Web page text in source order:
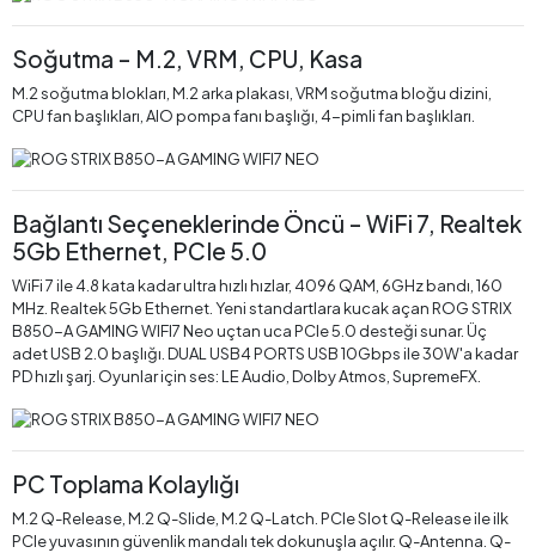
Soğutma – M.2, VRM, CPU, Kasa
M.2 soğutma blokları, M.2 arka plakası, VRM soğutma bloğu dizini,
CPU fan başlıkları, AIO pompa fanı başlığı, 4-pimli fan başlıkları.
Bağlantı Seçeneklerinde Öncü – WiFi 7, Realtek
5Gb Ethernet, PCIe 5.0
WiFi 7 ile 4.8 kata kadar ultra hızlı hızlar, 4096 QAM, 6GHz bandı, 160
MHz. Realtek 5Gb Ethernet. Yeni standartlara kucak açan ROG STRIX
B850-A GAMING WIFI7 Neo uçtan uca PCIe 5.0 desteği sunar. Üç
adet USB 2.0 başlığı. DUAL USB4 PORTS USB 10Gbps ile 30W'a kadar
PD hızlı şarj. Oyunlar için ses: LE Audio, Dolby Atmos, SupremeFX.
PC Toplama Kolaylığı
M.2 Q-Release, M.2 Q-Slide, M.2 Q-Latch. PCIe Slot Q-Release ile ilk
PCIe yuvasının güvenlik mandalı tek dokunuşla açılır. Q-Antenna. Q-